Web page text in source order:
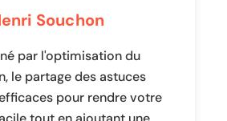
Souchon
par l'optimisation du
le partage des astuces
pour rendre votre